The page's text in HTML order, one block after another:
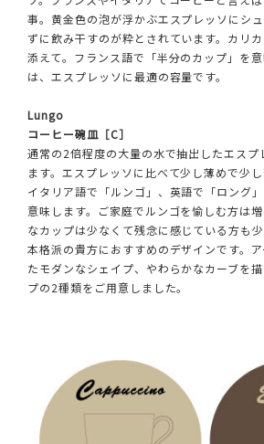
事。黄金色の泡が浮かぶエスプレッソにシ
ずに飲み干すのが粋とされています。カリ
添えて。フランス語で「半分のカップ」を
は、エスプレッソに最適の容量です。
Lungo
コーヒー碗皿［C］
通常の2倍程度の大量の水で抽出したエス
ます。エスプレッソに比べて少し薄めで少し
イタリア語で「ルンゴ」、英語で「ロング
意味します。ご家庭でルンゴを愉しむ方は
なカップは少なくて残念に感じている方も
本格派の貴方におすすめのデザインです。
たモダンなシェイプ、やわらかなカーブを
プの2種類をご用意しました。